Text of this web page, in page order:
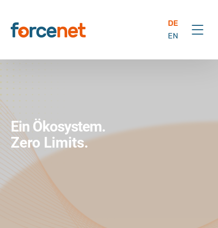
DE
EN
Ein Ökosystem.
Zero Limits.